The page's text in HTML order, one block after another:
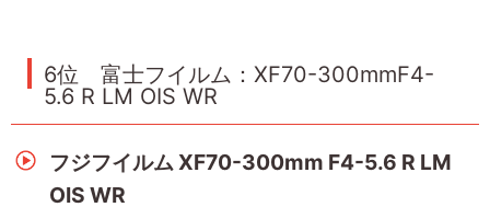
6位 富士フイルム：XF70-300mmF4-
5.6 R LM OIS WR
フジフイルム XF70-300mm F4-5.6 R LM
OIS WR